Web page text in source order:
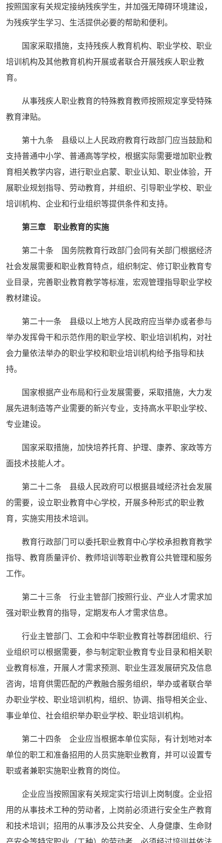
按照国家有关规定接纳残疾学生，并加强无障碍环境建设，
为残疾学生学习、生活提供必要的帮助和便利。
国家采取措施，支持残疾人教育机构、职业学校、职业
培训机构及其他教育机构开展或者联合开展残疾人职业教
育。
从事残疾人职业教育的特殊教育教师按照规定享受特殊
教育津贴。
第十九条 县级以上人民政府教育行政部门应当鼓励和
支持普通中小学、普通高等学校，根据实际需要增加职业教
育相关教学内容，进行职业启蒙、职业认知、职业体验，开
展职业规划指导、劳动教育，并组织、引导职业学校、职业
培训机构、企业和行业组织等提供条件和支持。
第三章 职业教育的实施
第二十条 国务院教育行政部门会同有关部门根据经济
社会发展需要和职业教育特点，组织制定、修订职业教育专
业目录，完善职业教育教学等标准，宏观管理指导职业学校
教材建设。
第二十一条 县级以上地方人民政府应当举办或者参与
举办发挥骨干和示范作用的职业学校、职业培训机构，对社
会力量依法举办的职业学校和职业培训机构给予指导和扶
持。
国家根据产业布局和行业发展需要，采取措施，大力发
展先进制造等产业需要的新兴专业，支持高水平职业学校、
专业建设。
国家采取措施，加快培养托育、护理、康养、家政等方
面技术技能人才。
第二十二条 县级人民政府可以根据县域经济社会发展
的需要，设立职业教育中心学校，开展多种形式的职业教
育，实施实用技术培训。
教育行政部门可以委托职业教育中心学校承担教育教学
指导、教育质量评价、教师培训等职业教育公共管理和服务
工作。
第二十三条 行业主管部门按照行业、产业人才需求加
强对职业教育的指导，定期发布人才需求信息。
行业主管部门、工会和中华职业教育社等群团组织、行
业组织可以根据需要，参与制定职业教育专业目录和相关职
业教育标准，开展人才需求预测、职业生涯发展研究及信息
咨询，培育供需匹配的产教融合服务组织，举办或者联合举
办职业学校、职业培训机构，组织、协调、指导相关企业、
事业单位、社会组织举办职业学校、职业培训机构。
第二十四条 企业应当根据本单位实际，有计划地对本
单位的职工和准备招用的人员实施职业教育，并可以设置专
职或者兼职实施职业教育的岗位。
企业应当按照国家有关规定实行培训上岗制度。企业招
用的从事技术工种的劳动者，上岗前必须进行安全生产教育
和技术培训；招用的从事涉及公共安全、人身健康、生命财